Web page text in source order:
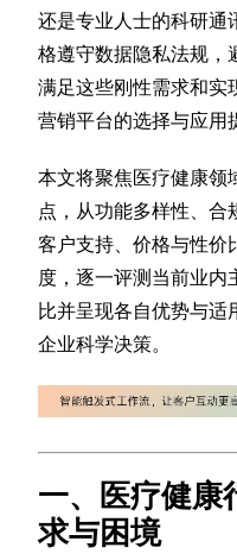
还是专业人士的科研通
格遵守数据隐私法规，
满足这些刚性需求和实
营销平台的选择与应用
本文将聚焦医疗健康领
点，从功能多样性、合
客户支持、价格与性价
度，逐一评测当前业内
比并呈现各自优势与适
企业科学决策。
一、医疗健康
求与困境